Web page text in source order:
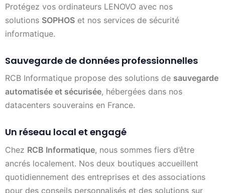
Protégez vos ordinateurs LENOVO avec nos
solutions SOPHOS et nos services de sécurité
informatique.
Sauvegarde de données professionnelles
RCB Informatique propose des solutions de sauvegarde
automatisée et sécurisée, hébergées dans nos
datacenters souverains en France.
Un réseau local et engagé
Chez RCB Informatique, nous sommes fiers d’être
ancrés localement. Nos deux boutiques accueillent
quotidiennement des entreprises et des associations
pour des conseils personnalisés et des solutions sur